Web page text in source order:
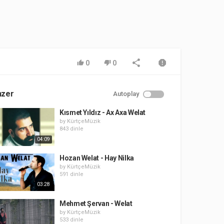
0 0
Autoplay
04:09
Kısmet Yıldız - Ax Axa Welat
by KürtçeMüzik
843 dinle
03:28
Hozan Welat - Hay Nilka
by KürtçeMüzik
591 dinle
Mehmet Şervan - Welat
by KürtçeMüzik
533 dinle